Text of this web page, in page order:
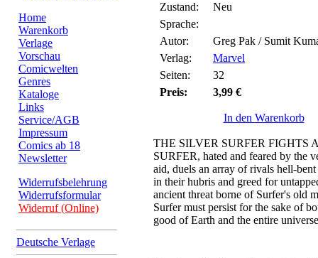
Home
Warenkorb
Verlage
Vorschau
Comicwelten
Genres
Kataloge
Links
Service/AGB
Impressum
Comics ab 18
Newsletter
Widerrufsbelehrung
Widerrufsformular
Widerruf (Online)
Deutsche Verlage
Zustand:
Neu
Sprache:
Autor:
Greg Pak / Sumit
Verlag:
Marvel
Seiten:
32
Preis:
3,99 €
In den Warenkorb
THE SILVER SURFER FIGHTS
SURFER, hated and feared by the
aid, duels an array of rivals hell-
in their hubris and greed for
ancient threat borne of Surfer's old
Surfer must persist for the sake of
good of Earth and the entire